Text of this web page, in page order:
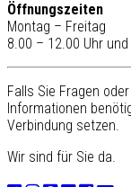
Öffnungszeiten
Montag – Freitag
8.00 – 12.00 Uhr
Falls Sie Fragen
Informationen
Verbindung setzen.
Wir sind für Sie da.